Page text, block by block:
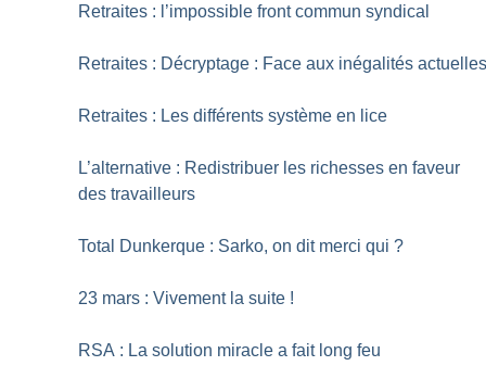
Retraites : l’impossible front commun syndical
Retraites : Décryptage : Face aux inégalités
Retraites : Les différents système en lice
L’alternative : Redistribuer les richesses en faveur
des travailleurs
Total Dunkerque : Sarko, on dit merci qui ?
23 mars : Vivement la suite !
RSA : La solution miracle a fait long feu